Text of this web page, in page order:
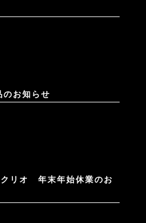
のお知らせ
クリオ 年末年始休業のお